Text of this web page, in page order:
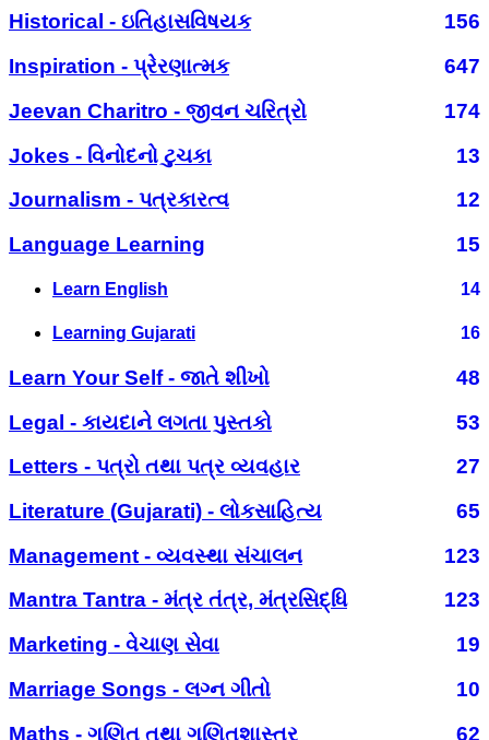
Historical - ઇતિહાસવિષયક
156
Inspiration - પ્રેરણાત્મક
647
Jeevan Charitro - જીવન ચરિત્રો
174
Jokes - વિનોદનો ટુચકા
13
Journalism - પત્રકારત્વ
12
Language Learning
15
Learn English 14
Learning Gujarati 16
Learn Your Self - જાતે શીખો
48
Legal - કાયદાને લગતા પુસ્તકો
53
Letters - પત્રો તથા પત્ર વ્યવહાર
27
Literature (Gujarati) - લોકસાહિત્ય
65
Management - વ્યવસ્થા સંચાલન
123
Mantra Tantra - મંત્ર તંત્ર, મંત્રસિદ્ધિ
123
Marketing - વેચાણ સેવા
19
Marriage Songs - લગ્ન ગીતો
10
Maths - ગણિત તથા ગણિતશાસ્ત્ર
62